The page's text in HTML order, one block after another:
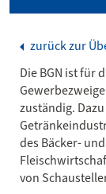
zurück zur
Die BGN ist für
zuständig.
des Bäcker-
von